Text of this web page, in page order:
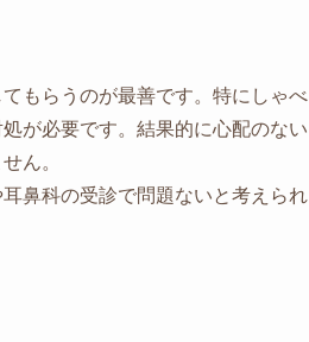
もらうのが最善です。特にしゃべ
が必要です。結果的に心配のない
ん。
鼻科の受診で問題ないと考えられ